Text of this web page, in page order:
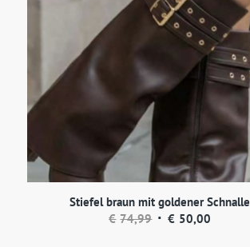
Stiefel braun mit goldener Schnalle
€ 74,99 Ursprünglicher
€ 50,00